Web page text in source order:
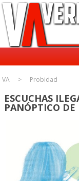
VA Probidad
ESCUCHAS
PANÓPTICO DE